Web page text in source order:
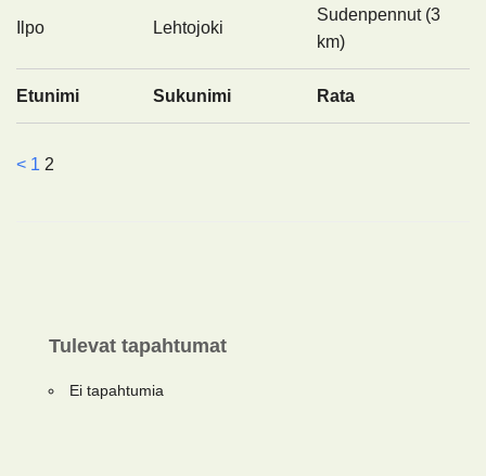
Etunimi Sukunimi Rata
Ilpo Lehtojoki
Sudenpennut (3
km)
< 1 2
Tulevat tapahtumat
Ei tapahtumia